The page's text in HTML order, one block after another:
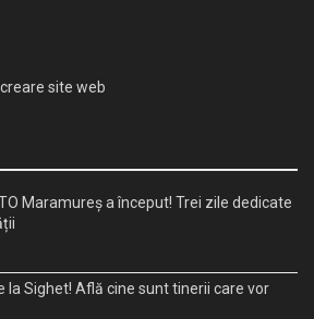
site web
Maramureș a început! Trei zile dedicate
la Sighet! Află cine sunt tinerii care vor